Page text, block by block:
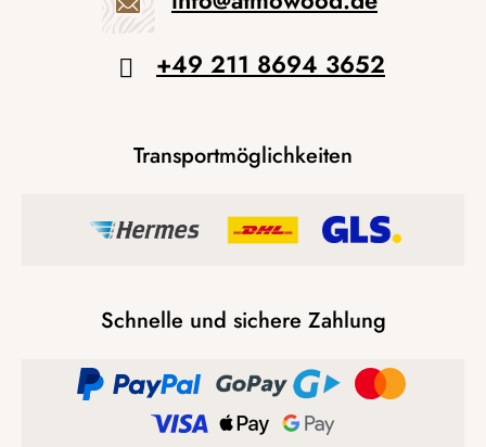
+49 211 8694 3652
Transportmöglichkeiten
Schnelle und sichere Zahlung